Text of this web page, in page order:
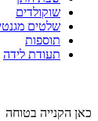
שוקולדים
שלטים
תוספות
תעודת לידה
כאן הקנייה בטוחה